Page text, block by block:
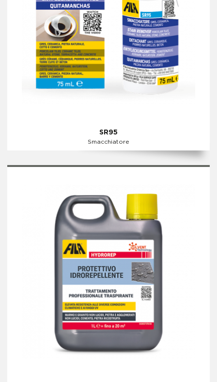
SR95
Smacchiatore